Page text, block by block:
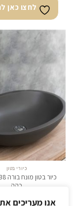
אנו מעריכים
לחצו כאן
כיורי בטון
כהה